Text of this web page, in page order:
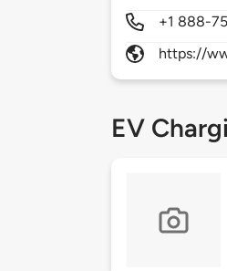
+1 888-
https://
EV